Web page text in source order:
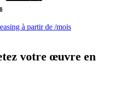
à partir de /mois
votre œuvre en